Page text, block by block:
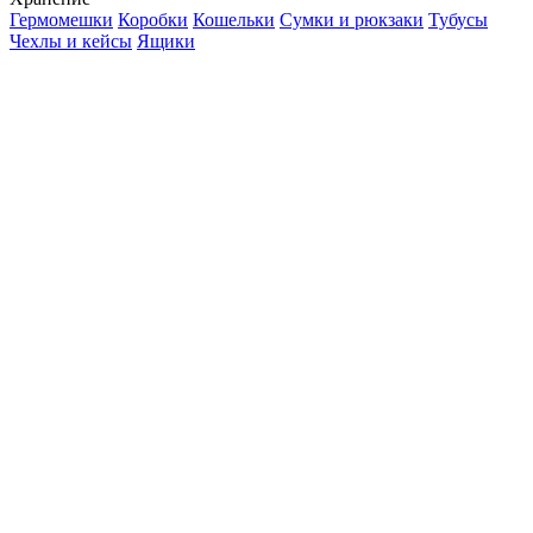
Гермомешки Коробки Кошельки Сумки и рюкзаки Тубусы
Чехлы и кейсы Ящики